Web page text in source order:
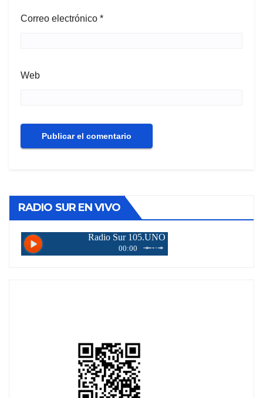
Correo electrónico *
Web
RADIO SUR EN VIVO